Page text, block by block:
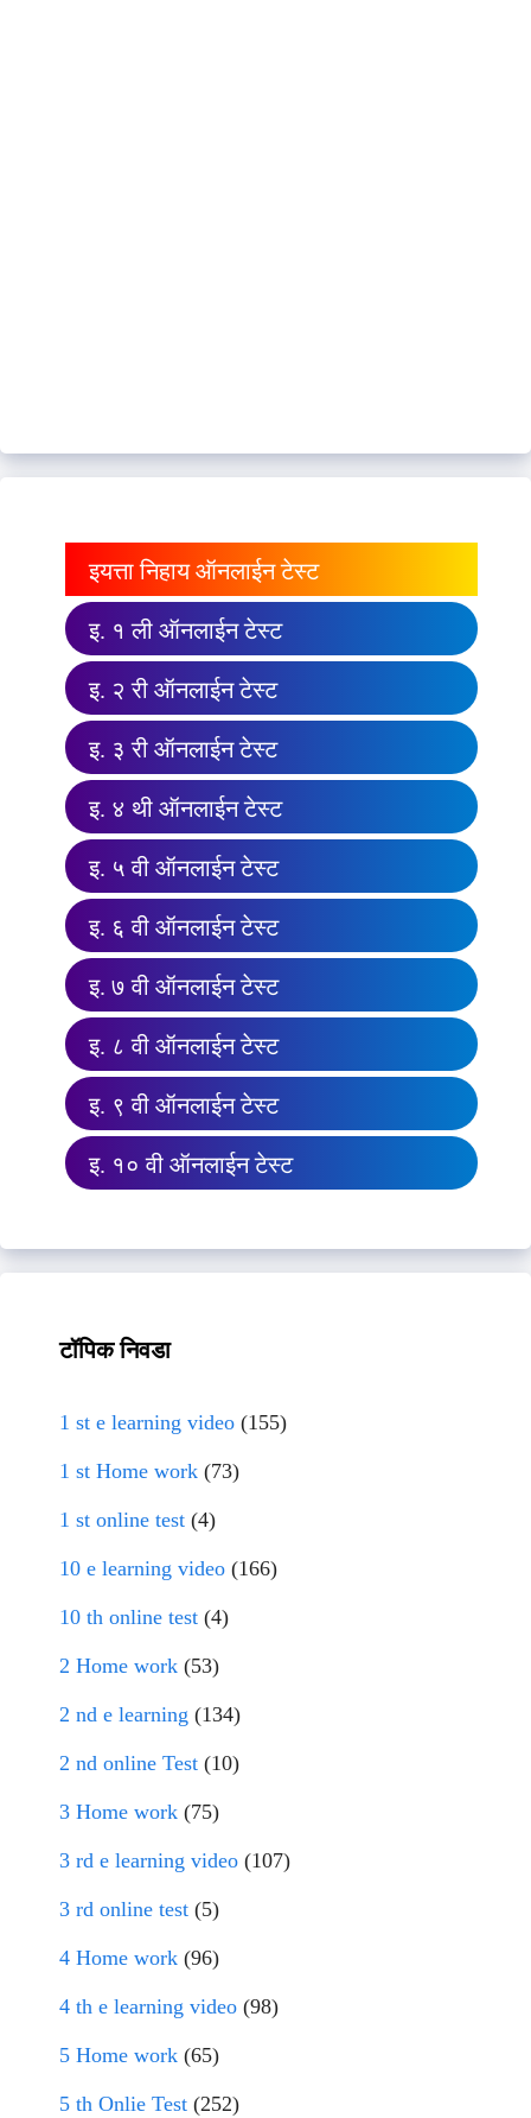
इयत्ता निहाय ऑनलाईन टेस्ट
इ. १ ली ऑनलाईन टेस्ट
इ. २ री ऑनलाईन टेस्ट
इ. ३ री ऑनलाईन टेस्ट
इ. ४ थी ऑनलाईन टेस्ट
इ. ५ वी ऑनलाईन टेस्ट
इ. ६ वी ऑनलाईन टेस्ट
इ. ७ वी ऑनलाईन टेस्ट
इ. ८ वी ऑनलाईन टेस्ट
इ. ९ वी ऑनलाईन टेस्ट
इ. १० वी ऑनलाईन टेस्ट
टॉपिक निवडा
1 st e learning video (155)
1 st Home work (73)
1 st online test (4)
10 e learning video (166)
10 th online test (4)
2 Home work (53)
2 nd e learning (134)
2 nd online Test (10)
3 Home work (75)
3 rd e learning video (107)
3 rd online test (5)
4 Home work (96)
4 th e learning video (98)
5 Home work (65)
5 th Onlie Test (252)